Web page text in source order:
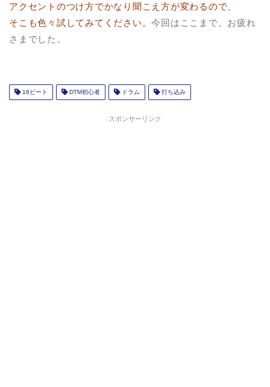
アクセントのつけ方でかなり聞こえ方が変わるので、
そこも色々試してみてください。今回はここまで。お疲れ
さまでした。
16ビート DTM初心者 ドラム 打ち込み
スポンサーリンク